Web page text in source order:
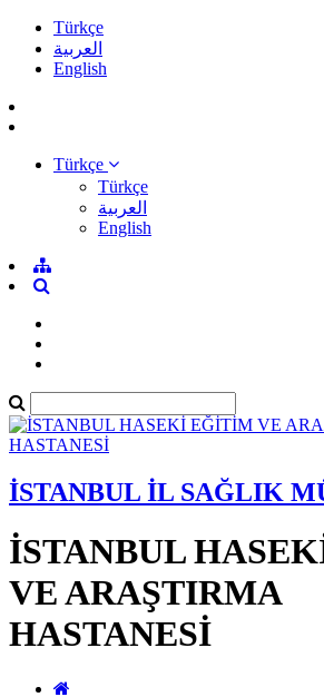
Türkçe
العربية
English
Türkçe
Türkçe
العربية
English
İSTANBUL İL SAĞLIK
İSTANBUL
VE ARAŞTIRMA
HASTANESİ